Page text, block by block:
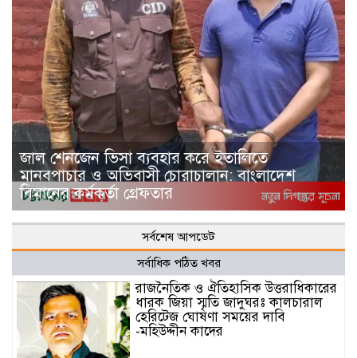
জাল শেনজেন ভিসা ব্যবহার করে ইতালিতে
মানবপাচার ও অভিবাসী চোরাচালান: বাংলাদেশ
বিমানের কর্মকর্তা গ্রেফতার
সর্বশেষ আপডেট
সর্বাধিক পঠিত খবর
রাজনৈতিক ও ঐতিহাসিক উত্তরাধিকারের
ধারক জিয়া স্মৃতি জাদুঘরঃ কালচারাল
হেরিটেজ ঘোষণা সময়ের দাবি
-মহিউদ্দীন কাদের